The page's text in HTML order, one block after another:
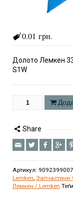
0.01 грн.
Долото Лемкен
S1W
Share
Артикул: 9092399007
Lemken, Запчастини
Лемкен / Lemken